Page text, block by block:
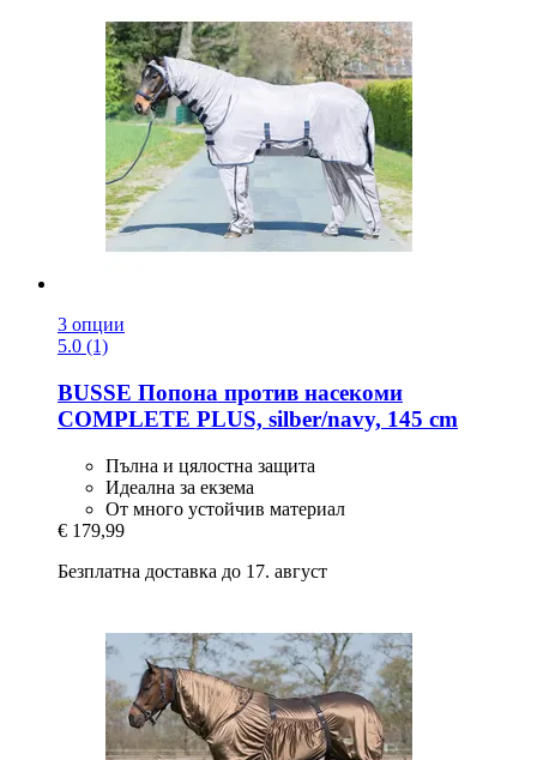
3 опции
5.0 (1)
BUSSE Попона против насекоми
COMPLETE PLUS, silber/navy, 145 cm
Пълна и цялостна защита
Идеална за екзема
От много устойчив материал
€ 179,99
Безплатна доставка до 17. август